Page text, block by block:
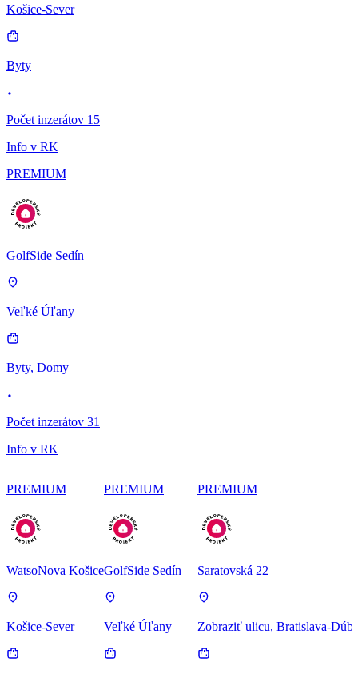
Košice-Sever
Byty
Počet inzerátov 15
Info v RK
PREMIUM
GolfSide Sedín
Veľké Úľany
Byty, Domy
Počet inzerátov 31
Info v RK
PREMIUM
WatsoNova Košice
Košice-Sever
PREMIUM
GolfSide Sedín
Veľké Úľany
PREMIUM
Saratovská 22
Zobraziť ulicu, Bratislava-